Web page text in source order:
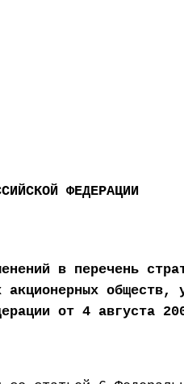
ФЕДЕРАЦИИ
в перечень
акционерных обществ,
от 4 августа